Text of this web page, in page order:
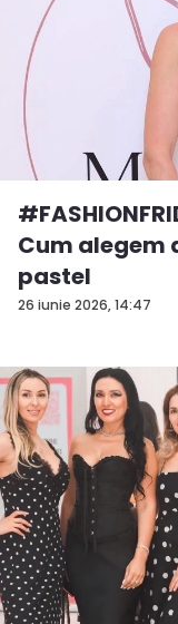
26 iunie 2026, 14:47
Cum alegem
pastel